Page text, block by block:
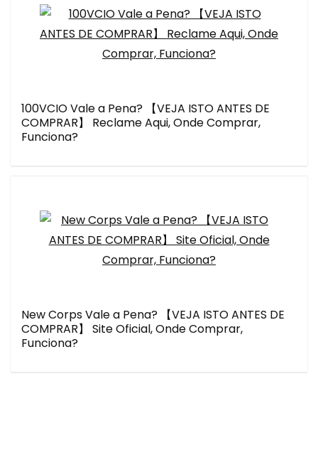
100VCIO Vale a Pena? 【VEJA ISTO ANTES DE
COMPRAR】 Reclame Aqui, Onde Comprar,
Funciona?
New Corps Vale a Pena? 【VEJA ISTO ANTES DE
COMPRAR】 Site Oficial, Onde Comprar,
Funciona?